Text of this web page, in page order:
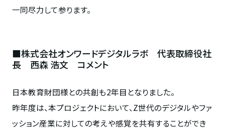
一同尽力して参ります。
■株式会社オンワードデジタルラボ 代表取締役社
長 西森 浩文 コメント
日本教育財団様との共創も2年目となりました。
昨年度は、本プロジェクトにおいて、Z世代のデジタルやファ
ッション産業に対しての考えや感覚を共有することができ